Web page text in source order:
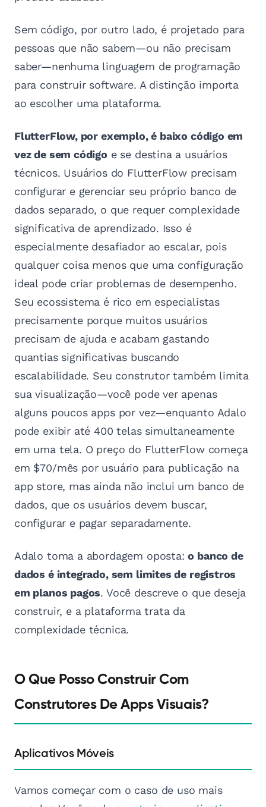
Sem código, por outro lado, é projetado para
pessoas que não sabem—ou não precisam
saber—nenhuma linguagem de programação
para construir software. A distinção importa
ao escolher uma plataforma.
FlutterFlow, por exemplo, é baixo código em
vez de sem código e se destina a usuários
técnicos. Usuários do FlutterFlow precisam
configurar e gerenciar seu próprio banco de
dados separado, o que requer complexidade
significativa de aprendizado. Isso é
especialmente desafiador ao escalar, pois
qualquer coisa menos que uma configuração
ideal pode criar problemas de desempenho.
Seu ecossistema é rico em especialistas
precisamente porque muitos usuários
precisam de ajuda e acabam gastando
quantias significativas buscando
escalabilidade. Seu construtor também limita
sua visualização—você pode ver apenas
alguns poucos apps por vez—enquanto Adalo
pode exibir até 400 telas simultaneamente
em uma tela. O preço do FlutterFlow começa
em $70/mês por usuário para publicação na
app store, mas ainda não inclui um banco de
dados, que os usuários devem buscar,
configurar e pagar separadamente.
Adalo toma a abordagem oposta:o banco de
dados é integrado, sem limites de registros
em planos pagos. Você descreve o que deseja
construir, e a plataforma trata da
complexidade técnica.
O Que Posso Construir Com
Construtores De Apps Visuais?
Aplicativos Móveis
Vamos começar com o caso de uso mais